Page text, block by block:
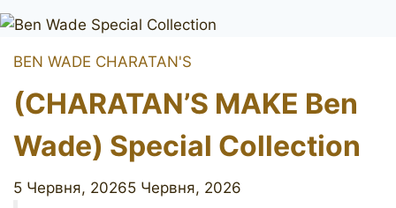
BEN WADE CHARATAN'S
(CHARATAN’S MAKE Ben
Wade) Special Collection
5 Червня, 20265 Червня, 2026